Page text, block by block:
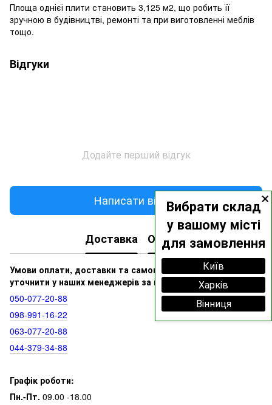
×
Вибрати склад
у вашому місті
для замовлення
Київ
Харків
Вінниця
Площа однієї плити становить 3,125 м2, що робить її
зручною в будівництві, ремонті та при виготовленні меблів
тощо.
Відгуки
Додайте перший відгук
Написати відгук
Доставка Оплата
Умови оплати, доставки та самовивозу ви можете
уточнити у наших менеджерів за номерами:
050‑077‑20‑88
098‑991‑16‑22
063‑077‑20‑88
044‑379‑34‑88
Графік роботи:
Пн.-Пт. 09.00 -18.00